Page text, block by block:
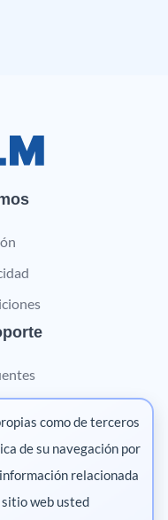
como de terceros
de su navegación por
relacionada
web usted